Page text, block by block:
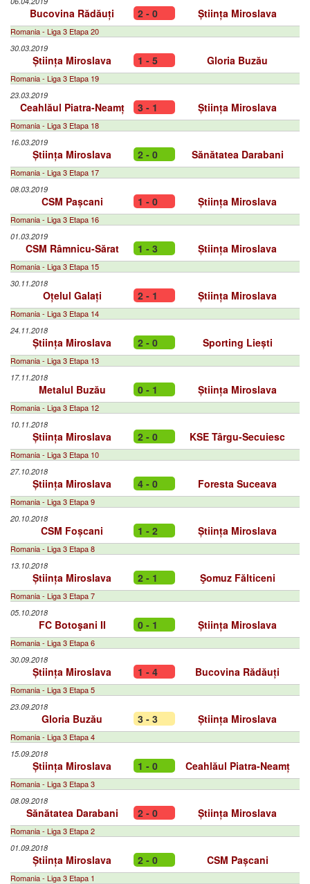
Bucovina Rădăuți 2 - 0 Știința Miroslava
Romania - Liga 3 Etapa 20
30.03.2019
Știința Miroslava 1 - 5 Gloria Buzău
Romania - Liga 3 Etapa 19
23.03.2019
Ceahlăul Piatra-Neamț 3 - 1 Știința Miroslava
Romania - Liga 3 Etapa 18
16.03.2019
Știința Miroslava 2 - 0 Sănătatea Darabani
Romania - Liga 3 Etapa 17
08.03.2019
CSM Pașcani 1 - 0 Știința Miroslava
Romania - Liga 3 Etapa 16
01.03.2019
CSM Râmnicu-Sărat 1 - 3 Știința Miroslava
Romania - Liga 3 Etapa 15
30.11.2018
Oțelul Galați 2 - 1 Știința Miroslava
Romania - Liga 3 Etapa 14
24.11.2018
Știința Miroslava 2 - 0 Sporting Liești
Romania - Liga 3 Etapa 13
17.11.2018
Metalul Buzău 0 - 1 Știința Miroslava
Romania - Liga 3 Etapa 12
10.11.2018
Știința Miroslava 2 - 0 KSE Târgu-Secuiesc
Romania - Liga 3 Etapa 10
27.10.2018
Știința Miroslava 4 - 0 Foresta Suceava
Romania - Liga 3 Etapa 9
20.10.2018
CSM Foșcani 1 - 2 Știința Miroslava
Romania - Liga 3 Etapa 8
13.10.2018
Știința Miroslava 2 - 1 Şomuz Fălticeni
Romania - Liga 3 Etapa 7
05.10.2018
FC Botoşani II 0 - 1 Știința Miroslava
Romania - Liga 3 Etapa 6
30.09.2018
Știința Miroslava 1 - 4 Bucovina Rădăuți
Romania - Liga 3 Etapa 5
23.09.2018
Gloria Buzău 3 - 3 Știința Miroslava
Romania - Liga 3 Etapa 4
15.09.2018
Știința Miroslava 1 - 0 Ceahlăul Piatra-Neamț
Romania - Liga 3 Etapa 3
08.09.2018
Sănătatea Darabani 2 - 0 Știința Miroslava
Romania - Liga 3 Etapa 2
01.09.2018
Știința Miroslava 2 - 0 CSM Pașcani
Romania - Liga 3 Etapa 1